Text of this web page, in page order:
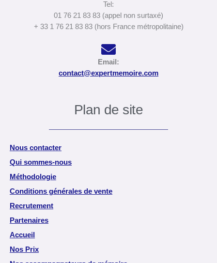
Tel:
01 76 21 83 83 (appel non surtaxé)
+ 33 1 76 21 83 83 (hors France métropolitaine)
Email:
contact@expertmemoire.com
Plan de site
Nous contacter
Qui sommes-nous
Méthodologie
Conditions générales de vente
Recrutement
Partenaires
Accueil
Nos Prix